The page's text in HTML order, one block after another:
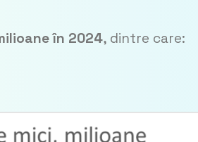
în 2024, dintre care: